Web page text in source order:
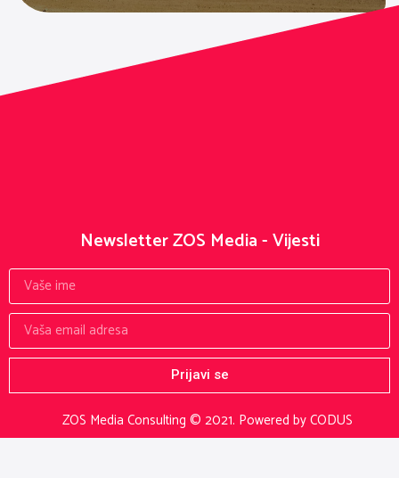
ZOS Media Consulting © 2021. Powered by CODUS
Newsletter ZOS Media - Vijesti
Prijavi se